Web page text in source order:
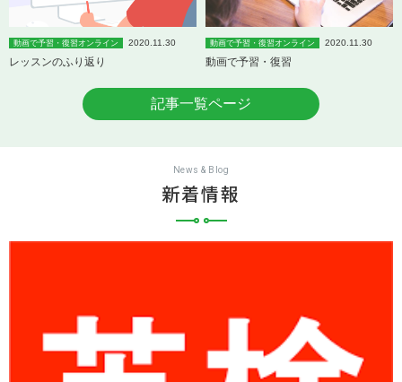
動画で予習・復習オンライン 2020.11.30
レッスンのふり返り
動画で予習・復習オンライン 2020.11.30
動画で予習・復習
記事一覧ページ
News & Blog
新着情報